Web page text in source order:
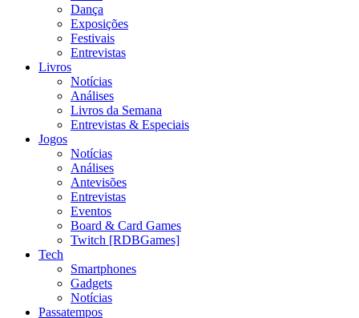
Dança
Exposições
Festivais
Entrevistas
Livros
Notícias
Análises
Livros da Semana
Entrevistas & Especiais
Jogos
Notícias
Análises
Antevisões
Entrevistas
Eventos
Board & Card Games
Twitch [RDBGames]
Tech
Smartphones
Gadgets
Notícias
Passatempos